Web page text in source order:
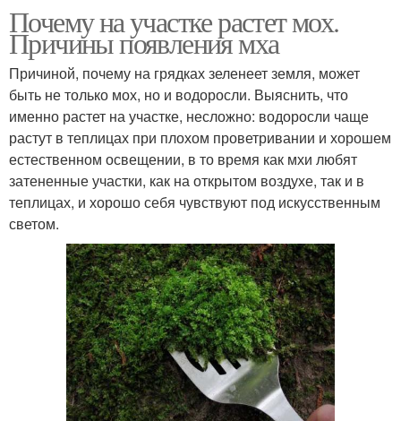
Почему на участке растет мох.
Причины появления мха
Причиной, почему на грядках зеленеет земля, может
быть не только мох, но и водоросли. Выяснить, что
именно растет на участке, несложно: водоросли чаще
растут в теплицах при плохом проветривании и хорошем
естественном освещении, в то время как мхи любят
затененные участки, как на открытом воздухе, так и в
теплицах, и хорошо себя чувствуют под искусственным
светом.